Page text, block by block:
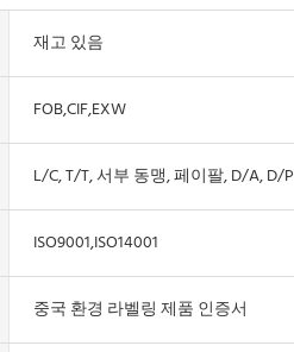
재고 있음
FOB,CIF,EXW
L/C, T/T, 서부 동맹, 페이팔, D/A, D/P
ISO9001,ISO14001
중국 환경 라벨링 제품 인증서